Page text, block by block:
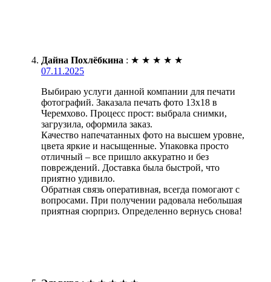
Дайна Похлёбкина : ★ ★ ★ ★ ★
07.11.2025
Выбираю услуги данной компании для печати
фотографий. Заказала печать фото 13х18 в
Черемхово. Процесс прост: выбрала снимки,
загрузила, оформила заказ.
Качество напечатанных фото на высшем уровне,
цвета яркие и насыщенные. Упаковка просто
отличный – все пришло аккуратно и без
повреждений. Доставка была быстрой, что
приятно удивило.
Обратная связь оперативная, всегда помогают с
вопросами. При получении радовала небольшая
приятная сюрприз. Определенно вернусь снова!